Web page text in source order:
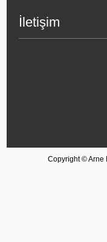
İletişim
Copyright © Arne